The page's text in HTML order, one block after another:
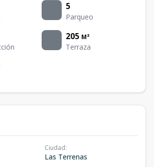
5
Parqueo
205 M²
Terraza
Ciudad:
Las Terrenas